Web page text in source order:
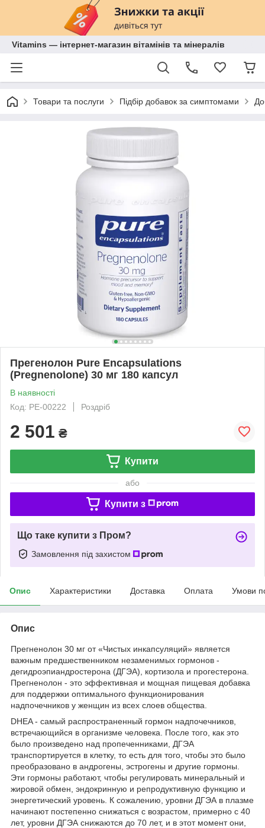
Vitamins — інтернет-магазин вітамінів та мінералів
Товари та послуги Підбір добавок за симптомами
Прегенолон Pure Encapsulations
(Pregnenolone) 30 мг 180 капсул
В наявності
Код: PE-00222
Роздріб
2 501 ₴
Купити
або
Купити з
Що таке купити з Пром?
Замовлення під захистом
Опис Характеристики Доставка Оплата Умови
Опис
Прегненолон 30 мг от «Чистых инкапсуляций» является
важным предшественником незаменимых гормонов -
дегидроэпиандростерона (ДГЭА), кортизола и прогестерона.
Прегненолон - это эффективная и мощная пищевая добавка
для поддержки оптимального функционирования
надпочечников у женщин из всех слоев общества.
DHEA - самый распространенный гормон надпочечников,
встречающийся в организме человека. После того, как это
было произведено над пропеченниками, ДГЭА
транспортируется в клетку, то есть для того, чтобы это было
преобразовано в андрогены, эстрогены и другие гормоны.
Эти гормоны работают, чтобы регулировать минеральный и
жировой обмен, эндокринную и репродуктивную функцию и
энергетический уровень. К сожалению, уровни ДГЭА в плазме
начинают постепенно снижаться с возрастом, примерно с 40
лет, уровни ДГЭА снижаются до 70 лет, и в этот момент они,